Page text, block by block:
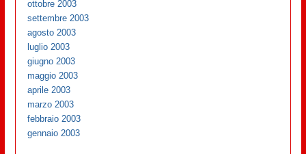
ottobre 2003
settembre 2003
agosto 2003
luglio 2003
giugno 2003
maggio 2003
aprile 2003
marzo 2003
febbraio 2003
gennaio 2003